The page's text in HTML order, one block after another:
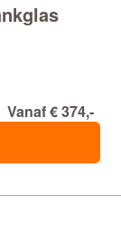
Vanaf € 374,-